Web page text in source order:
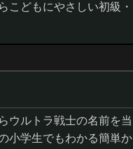
どもにやさしい初級・
ウルトラ戦士の名前を当
学生でもわかる簡単か